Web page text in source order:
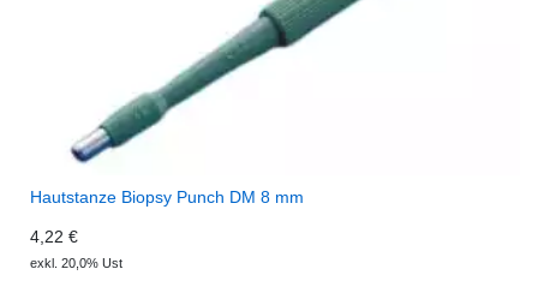
Hautstanze Biopsy Punch DM 8 mm
4,22 €
exkl. 20,0% Ust